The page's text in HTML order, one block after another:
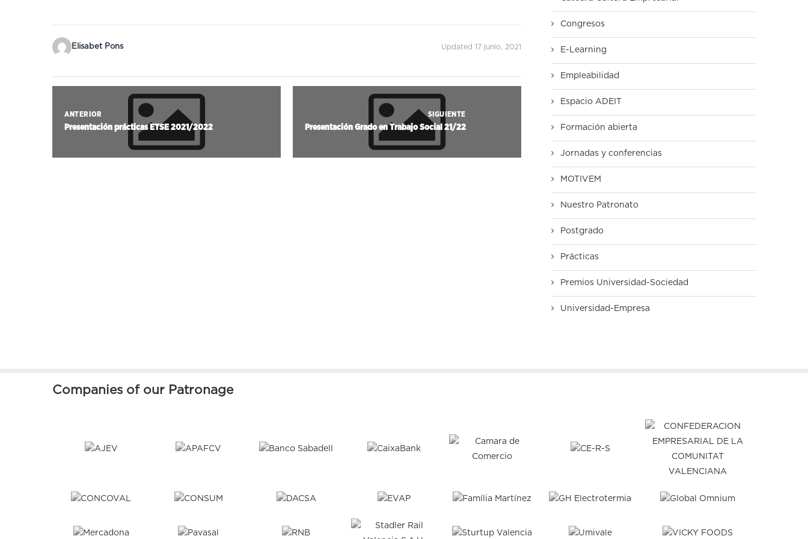
Elisabet Pons Updated 17 junio, 2021
ANTERIOR
Presentación prácticas ETSE 2021/2022
SIGUIENTE
Presentación Grado en Trabajo Social 21/22
Congresos
E-Learning
Empleabilidad
Espacio ADEIT
Formación abierta
Jornadas y conferencias
MOTIVEM
Nuestro Patronato
Postgrado
Prácticas
Premios Universidad-Sociedad
Universidad-Empresa
Companies of our Patronage